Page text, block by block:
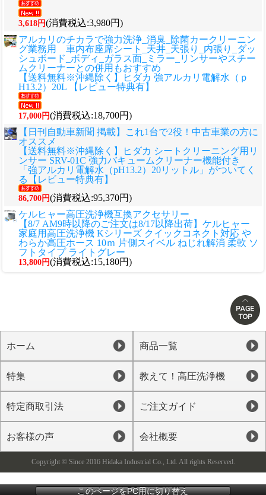
3,618円(消費税込:3,980円)
アルカリのチカラで強力洗浄_消臭_除菌カークリーニン
グ業務用 車内布座席シート_天井_天張り_内張り_ダッ
シュボード_ボディ_ガラス面_ミラー_リンサーやスチー
ムクリーナーとの併用もおすすめ
【送料無料※沖縄除く】ヒダカ 強アルカリ電解水（ｐ
H13.2）20L 【レビュー特典有】
17,000円(消費税込:18,700円)
【日刊自動車新聞 掲載】これ1台で2役！中古車業の方に
オススメ
【送料無料※沖縄除く】ヒダカ シートクリーニング用リ
ンサー SRV-01C 強力バキュームクリーナー機能付き
「強アルカリ電解水（pH13.2）20リットル」がついてく
る【レビュー特典有】
86,700円(消費税込:95,370円)
ケルヒャー高圧洗浄機互換アクセサリー
【8/7 AM9時以降のご注文は8/17以降出荷】ケルヒャー
家庭用高圧洗浄機 Kシリーズ クイックコネクト対応 や
わらか高圧ホース 10ｍ 片側スイベル ねじれ解消 柔軟 ソ
フトタイプ ライトグレー
13,800円(消費税込:15,180円)
ホーム 商品一覧
特集 教えて！高圧洗浄機
特定商取引法 ご注文ガイド
お客様の声 会社概要
Copyright © Since 2016 Hidaka Industrial Co., Ltd. All rights Reserved.
このページをPC用に切り替え